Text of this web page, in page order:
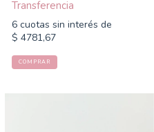
6 cuotas sin interés de
$ 4781,67
COMPRAR